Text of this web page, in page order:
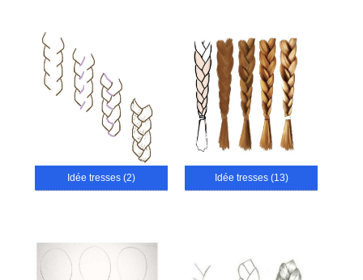
Idée tresses (2) Idée tresses (13)